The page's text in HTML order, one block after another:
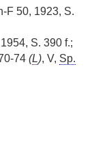
F 50, 1923, S.
S. 390 f.;
74 (L), V, Sp.